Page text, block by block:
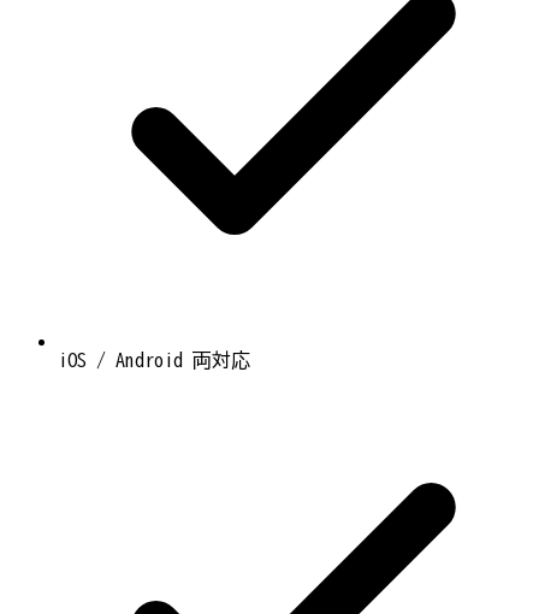
iOS / Android 両対応